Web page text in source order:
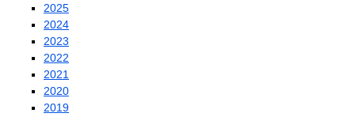
2025
2024
2023
2022
2021
2020
2019